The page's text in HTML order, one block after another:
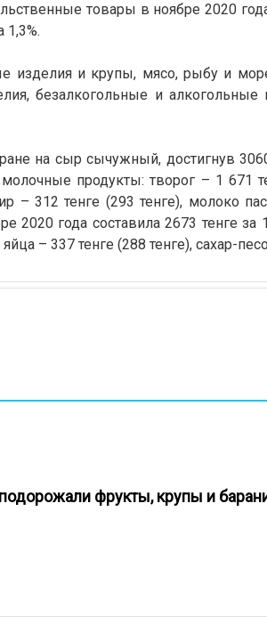
товары в ноябре 2020
изделия и крупы, мясо, рыбу и
безалкогольные и
на сыр сычужный, достигнув
продукты: творог – 1 671
– 312 тенге (293 тенге), молоко
2020 года составила 2673 тенге за
– 337 тенге (288 тенге), сахар-
фрукты, крупы и